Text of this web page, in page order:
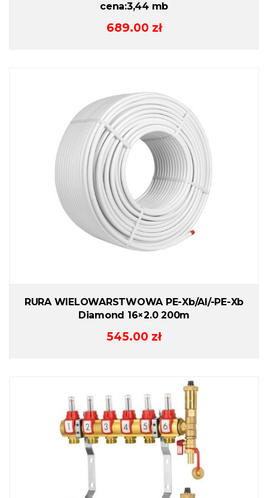
cena:3,44 mb
689.00 zł
RURA WIELOWARSTWOWA PE-Xb/Al/-PE-Xb
Diamond 16×2.0 200m
545.00 zł